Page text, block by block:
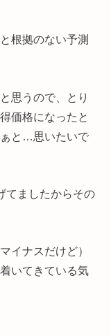
根拠のない予測
思うので、とり
価格になったと
と…思いたいで
てましたからその
イナスだけど）
いてきている気